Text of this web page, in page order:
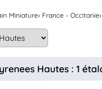
Miniature France - Occitanie
Hautes : 1